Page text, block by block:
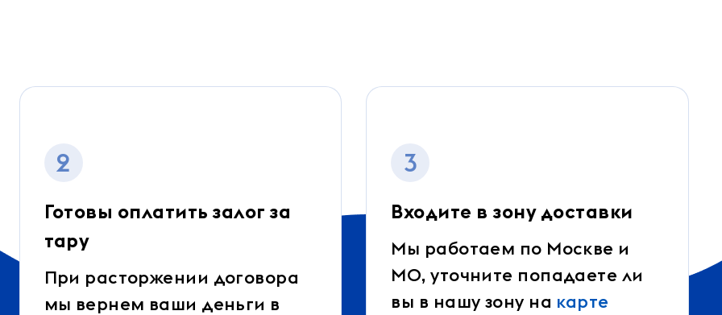
2
Готовы оплатить залог за
тару
При расторжении договора
мы вернем ваши деньги в
3
Входите в зону доставки
Мы работаем по Москве и
МО, уточните попадаете ли
вы в нашу зону на карте